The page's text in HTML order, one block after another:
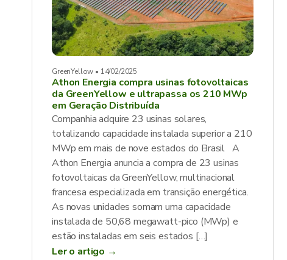
GreenYellow • 14/02/2025
Athon Energia compra usinas fotovoltaicas
da GreenYellow e ultrapassa os 210 MWp
em Geração Distribuída
Companhia adquire 23 usinas solares,
totalizando capacidade instalada superior a 210
MWp em mais de nove estados do Brasil A
Athon Energia anuncia a compra de 23 usinas
fotovoltaicas da GreenYellow, multinacional
francesa especializada em transição energética.
As novas unidades somam uma capacidade
instalada de 50,68 megawatt-pico (MWp) e
estão instaladas em seis estados […]
Ler o artigo →